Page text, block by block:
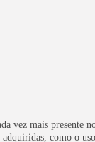
vez mais presente
adquiridas, como o uso